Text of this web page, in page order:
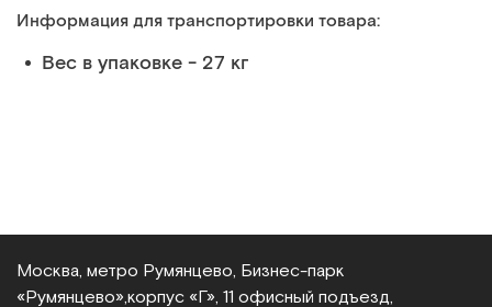
Информация для транспортировки товара:
Вес в упаковке - 27 кг
Москва, метро Румянцево, Бизнес‑парк
«Румянцево», корпус «Г», 11 офисный подъезд,